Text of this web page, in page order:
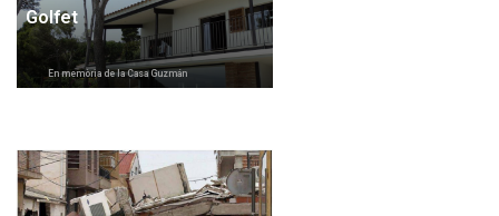
Golfet
En memòria de la Casa Guzmán